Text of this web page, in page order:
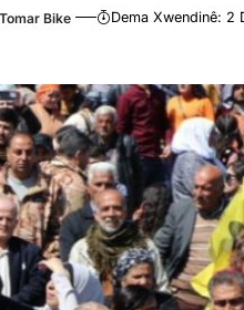
Dema Xwendinê: 2